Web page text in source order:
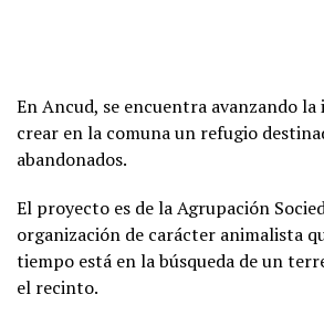
En Ancud, se encuentra avanzando
crear en la comuna un refugio
abandonados.
El proyecto es de la Agrupación
organización de carácter animalista
tiempo está en la búsqueda de un
el recinto.